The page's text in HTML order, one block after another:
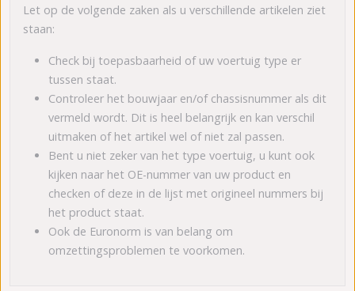
Let op de volgende zaken als u verschillende artikelen ziet
staan:
Check bij toepasbaarheid of uw voertuig type er
tussen staat.
Controleer het bouwjaar en/of chassisnummer als dit
vermeld wordt. Dit is heel belangrijk en kan verschil
uitmaken of het artikel wel of niet zal passen.
Bent u niet zeker van het type voertuig, u kunt ook
kijken naar het OE-nummer van uw product en
checken of deze in de lijst met origineel nummers bij
het product staat.
Ook de Euronorm is van belang om
omzettingsproblemen te voorkomen.